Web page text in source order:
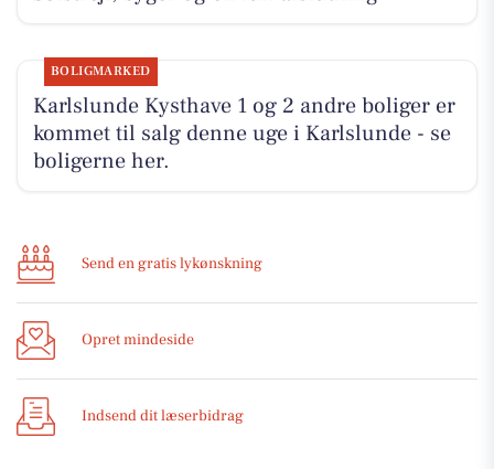
BOLIGMARKED
Karlslunde Kysthave 1 og 2 andre boliger er
kommet til salg denne uge i Karlslunde - se
boligerne her.
Send en gratis lykønskning
Opret mindeside
Indsend dit læserbidrag